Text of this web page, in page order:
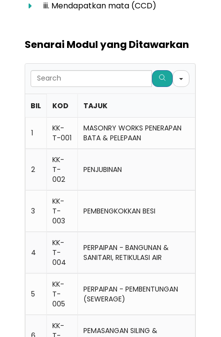
iii. Mendapatkan mata (CCD)
Senarai Modul yang Ditawarkan
BIL KOD TAJUK
1
KK-
T-001
MASONRY WORKS PENERAPAN
BATA & PELEPAAN
2
KK-
T-
002
PENJUBINAN
3
KK-
T-
003
PEMBENGKOKKAN BESI
4
KK-
T-
004
PERPAIPAN - BANGUNAN &
SANITARI, RETIKULASI AIR
5
KK-
T-
005
PERPAIPAN - PEMBENTUNGAN
(SEWERAGE)
KK-
PEMASANGAN SILING &